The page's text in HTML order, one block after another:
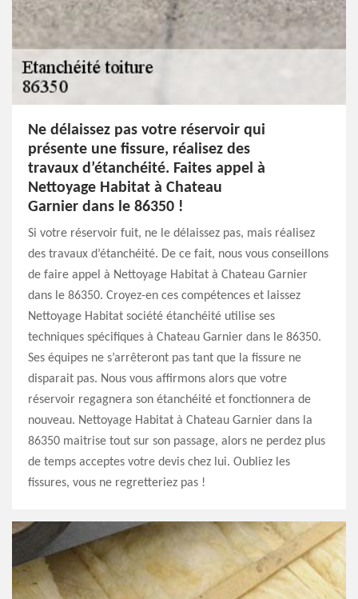
Ne délaissez pas votre réservoir qui
présente une fissure, réalisez des
travaux d’étanchéité. Faites appel à
Nettoyage Habitat à Chateau
Garnier dans le 86350 !
Si votre réservoir fuit, ne le délaissez pas, mais réalisez
des travaux d’étanchéité. De ce fait, nous vous conseillons
de faire appel à Nettoyage Habitat à Chateau Garnier
dans le 86350. Croyez-en ces compétences et laissez
Nettoyage Habitat société étanchéité utilise ses
techniques spécifiques à Chateau Garnier dans le 86350.
Ses équipes ne s’arrêteront pas tant que la fissure ne
disparait pas. Nous vous affirmons alors que votre
réservoir regagnera son étanchéité et fonctionnera de
nouveau. Nettoyage Habitat à Chateau Garnier dans la
86350 maitrise tout sur son passage, alors ne perdez plus
de temps acceptes votre devis chez lui. Oubliez les
fissures, vous ne regretteriez pas !